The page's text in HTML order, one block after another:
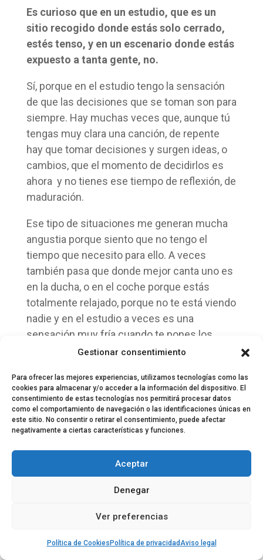
Gestionar consentimiento
Para ofrecer las mejores experiencias, utilizamos tecnologías como las
cookies para almacenar y/o acceder a la información del dispositivo. El
consentimiento de estas tecnologías nos permitirá procesar datos
como el comportamiento de navegación o las identificaciones únicas en
este sitio. No consentir o retirar el consentimiento, puede afectar
negativamente a ciertas características y funciones.
Aceptar
Denegar
Ver preferencias
Política de Cookies Política de privacidadAviso legal
Es curioso que en un estudio, que es un
sitio recogido donde estás solo cerrado,
estés tenso, y en un escenario donde estás
expuesto a tanta gente, no.
Sí, porque en el estudio tengo la sensación
de que las decisiones que se toman son para
siempre. Hay muchas veces que, aunque tú
tengas muy clara una canción, de repente
hay que tomar decisiones y surgen ideas, o
cambios, que el momento de decidirlos es
ahora y no tienes ese tiempo de reflexión, de
maduración.
Ese tipo de situaciones me generan mucha
angustia porque siento que no tengo el
tiempo que necesito para ello. A veces
también pasa que donde mejor canta uno es
en la ducha, o en el coche porque estás
totalmente relajado, porque no te está viendo
nadie y en el estudio a veces es una
sensación muy fría cuando te pones los
cascos y cantas la canción, de repente
ducha, aparecen y quieres darle una emoción
concreta, quieres transmitir y es como
cuando te ponen un micro delante y de
repente te bloqueas. Hay una presión de que
siempre. A veces el estudio me genera esa
sensación.
discos con poco tiempo, esta vez ha sido al
grabación), dentro de que ha sido una